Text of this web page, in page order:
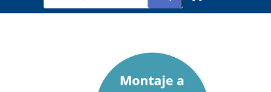
productos